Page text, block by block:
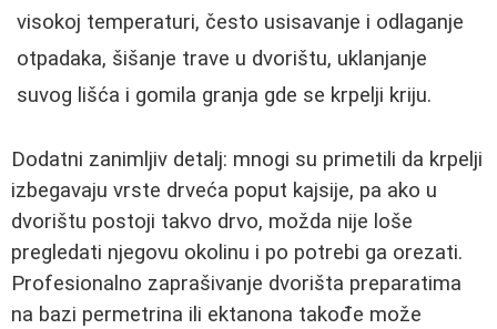
visokoj temperaturi, često usisavanje i odlaganje
otpadaka, šišanje trave u dvorištu, uklanjanje
suvog lišća i gomila granja gde se krpelji kriju.
Dodatni zanimljiv detalj: mnogi su primetili da krpelji
izbegavaju vrste drveća poput kajsije, pa ako u
dvorištu postoji takvo drvo, možda nije loše
pregledati njegovu okolinu i po potrebi ga orezati.
Profesionalno zaprašivanje dvorišta preparatima
na bazi permetrina ili ektanona takođe može